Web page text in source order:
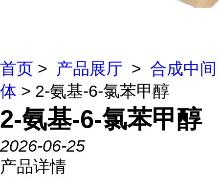
首页 > 产品展厅 > 合成中间
体 > 2-氨基-6-氯苯甲醇
2-氨基-6-氯苯甲醇
2026-06-25
产品详情